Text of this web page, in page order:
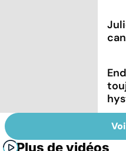
Plus de vidéos